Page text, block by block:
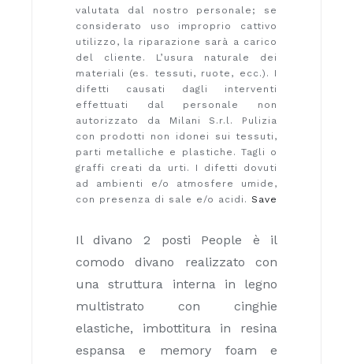
valutata dal nostro personale; se
considerato uso improprio cattivo
utilizzo, la riparazione sarà a carico
del cliente. L’usura naturale dei
materiali (es. tessuti, ruote, ecc.). I
difetti causati dagli interventi
effettuati dal personale non
autorizzato da Milani S.r.l. Pulizia
con prodotti non idonei sui tessuti,
parti metalliche e plastiche. Tagli o
graffi creati da urti. I difetti dovuti
ad ambienti e/o atmosfere umide,
con presenza di sale e/o acidi. Save
Il divano 2 posti People è il
comodo divano realizzato con
una struttura interna in legno
multistrato con cinghie
elastiche, imbottitura in resina
espansa e memory foam e